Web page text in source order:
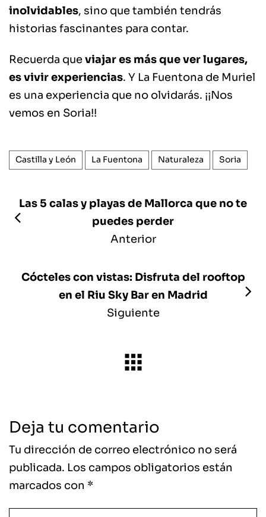
inolvidables, sino que también tendrás
historias fascinantes para contar.
Recuerda queviajar es más que ver lugares,
es vivir experiencias. Y La Fuentona de Muriel
es una experiencia que no olvidarás. ¡¡Nos
vemos en Soria!!
Castilla y León La Fuentona Naturaleza Soria
Las 5 calas y playas de Mallorca que no te
puedes perder
Anterior
Cócteles con vistas: Disfruta del rooftop
en el Riu Sky Bar en Madrid
Siguiente
Deja tu comentario
Tu dirección de correo electrónico no será
publicada. Los campos obligatorios están
marcados con *